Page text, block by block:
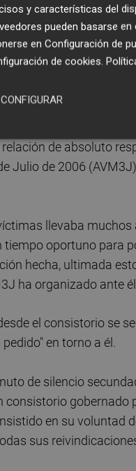
años del terrorífico
emitida por el
del consistorio de
absoluto" que
desde esta
de absoluto
Julio de 2006
llevaba
oportuno para
hecha, ultimada
ha organizado ante
el consistorio se
en torno a él.
de silencio
consistorio gobernado
en su voluntad
sus
y características del
pueden basarse
en Configuración de
de cookies.
CONFIGURAR